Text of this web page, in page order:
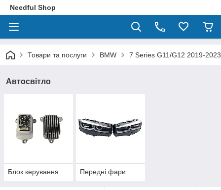
Needful Shop
Товари та послуги BMW 7 Series G11/G12 2019-
Автосвітло
Блок керування Передні фари